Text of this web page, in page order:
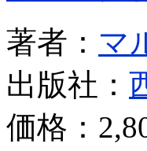
著者： マ
出版社：
価格：